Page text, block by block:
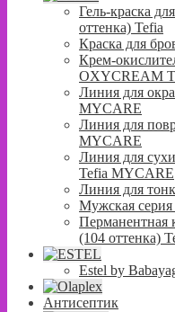
Гель-краска
оттенка) Tefia
Краска для
Крем-
OXYCREAM
Линия для
MYCARE
Линия для
MYCARE
Линия для
Tefia MYCARE
Линия для
Мужская
Перманентная
(104 оттенка)
Estel by
Антисептик